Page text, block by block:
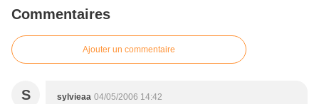
Commentaires
Ajouter un commentaire
S sylvieaa 04/05/2006 14:42